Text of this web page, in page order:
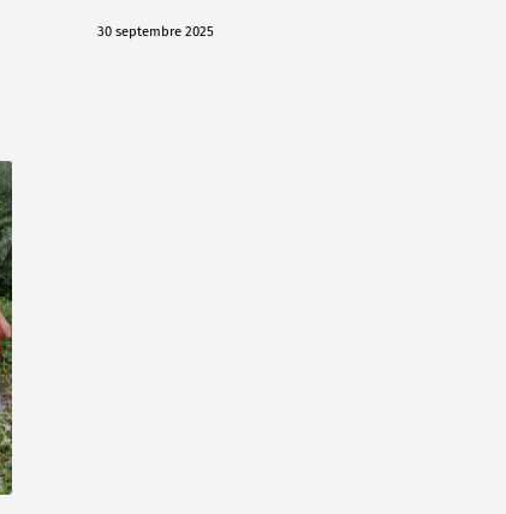
30 septembre 2025